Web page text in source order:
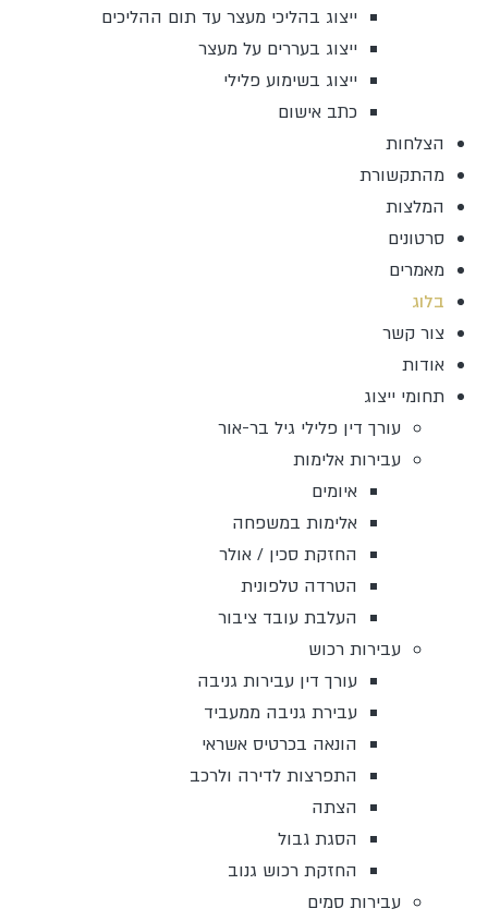
ייצוג בהליכי מעצר עד תום ההליכים
ייצוג בעררים על מעצר
ייצוג בשימוע פלילי
כתב אישום
הצלחות
מהתקשורת
המלצות
סרטונים
מאמרים
בלוג
צור קשר
אודות
תחומי ייצוג
עורך דין פלילי גיל בר-אור
עבירות אלימות
איומים
אלימות במשפחה
החזקת סכין / אולר
הטרדה טלפונית
העלבת עובד ציבור
עבירות רכוש
עורך דין עבירות גניבה
עבירת גניבה ממעביד
הונאה בכרטיס אשראי
התפרצות לדירה ולרכב
הצתה
הסגת גבול
החזקת רכוש גנוב
עבירות סמים